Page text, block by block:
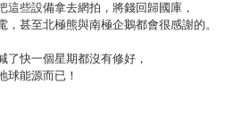
這些設備拿去網拍，將錢回歸國庫，
，甚至北極熊與南極企鵝都會很感謝的。
了快一個星期都沒有修好，
球能源而已！